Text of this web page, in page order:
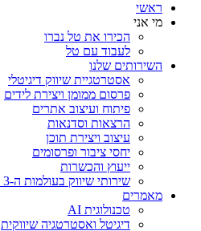
ראשי
מי אני
הכירו את טל נברו
לעבוד עם טל
השירותים שלנו
אסטרטגיית שיווק דיגיטלי
פרסום ממומן ויצירת לידים
פיתוח ועיצוב אתרים
הרצאות וסדנאות
עיצוב ויצירת תוכן
יחסי ציבור ופרסומים
ייעוץ והכשרות
שירותי שיווק בעולמות ה-WEB 3 וה-NFT
מאמרים
טכנולוגית AI
דיגיטל ואסטרטגיה שיווקית